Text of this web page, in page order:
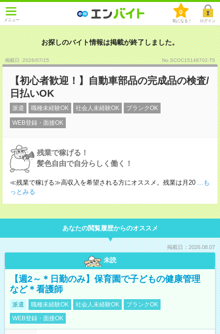
メニュー
0
気になる！ ログイン
お探しのバイト情報は掲載が終了しました。
掲載日 :2026/07/15 No.SCOC15148702-T5
【初心者歓迎！】自動車部品の完成品の検査/
日払いOK
派遣 職種未経験OK 社会人未経験OK ブランクOK
WEB登録・面接OK
残業で稼げる！
髪色自由で自分らしく働く！
≪残業で稼げる≫高収入を希望される方にオススメ。残業は月20 ...も
っとみる
あなたの閲覧履歴からのオススメ
掲載日：2026.08.07
未読
【週2～＊日勤のみ】保育園で子どもの健康管理
など＊看護師
派遣 職種未経験OK 社会人未経験OK
ブランクOK
WEB登録・面接OK